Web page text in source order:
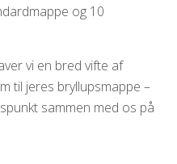
og 10
vi en bred vifte af
til jeres bryllupsmappe –
sammen med os på